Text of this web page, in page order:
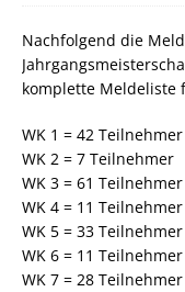
Nachfolgend die
komplette Meldeliste
WK 1 = 42 Teilnehmer
WK 2 = 7 Teilnehmer
WK 3 = 61 Teilnehmer
WK 4 = 11 Teilnehmer
WK 5 = 33 Teilnehmer
WK 6 = 11 Teilnehmer
WK 7 = 28 Teilnehmer